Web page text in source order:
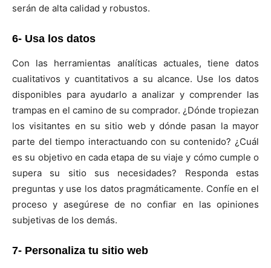
serán de alta calidad y robustos.
6- Usa los datos
Con las herramientas analíticas actuales, tiene datos
cualitativos y cuantitativos a su alcance. Use los datos
disponibles para ayudarlo a analizar y comprender las
trampas en el camino de su comprador. ¿Dónde tropiezan
los visitantes en su sitio web y dónde pasan la mayor
parte del tiempo interactuando con su contenido? ¿Cuál
es su objetivo en cada etapa de su viaje y cómo cumple o
supera su sitio sus necesidades? Responda estas
preguntas y use los datos pragmáticamente. Confíe en el
proceso y asegúrese de no confiar en las opiniones
subjetivas de los demás.
7- Personaliza tu sitio web